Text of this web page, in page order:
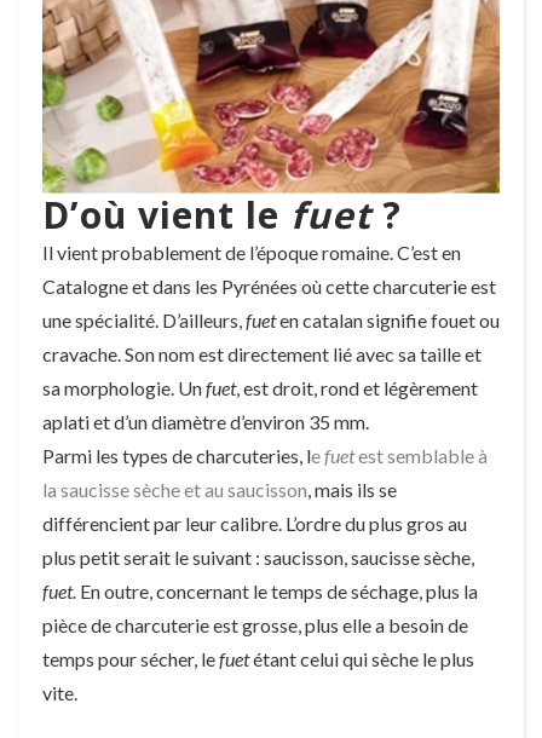
D’où vient le fuet?
Il vient probablement de l’époque romaine. C’est en
Catalogne et dans les Pyrénées où cette charcuterie est
une spécialité. D’ailleurs,fueten catalan signifie fouet ou
cravache. Son nom est directement lié avec sa taille et
sa morphologie. Unfuet, est droit, rond et légèrement
aplati et d’un diamètre d’environ 35 mm.
Parmi les types de charcuteries, lefuetest semblable à
la saucisse sèche et au saucisson, mais ils se
différencient par leur calibre. L’ordre du plus gros au
plus petit serait le suivant : saucisson, saucisse sèche,
fuet. En outre, concernant le temps de séchage, plus la
pièce de charcuterie est grosse, plus elle a besoin de
temps pour sécher, lefuetétant celui qui sèche le plus
vite.